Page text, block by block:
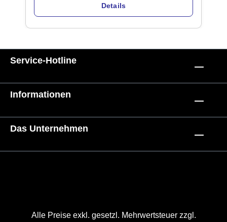
Details
Service-Hotline
Informationen
Das Unternehmen
Alle Preise exkl. gesetzl. Mehrwertsteuer zzgl.